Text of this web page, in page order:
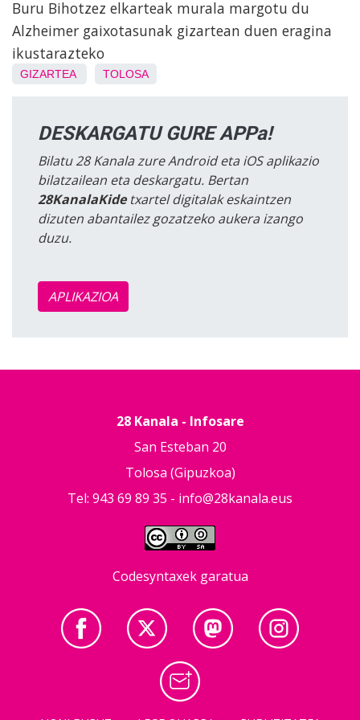
Buru Bihotzez elkarteak murala margotu du
Alzheimer gaixotasunak gizartean duen eragina
ikustarazteko
GIZARTEA TOLOSA
DESKARGATU GURE APPa!
Bilatu 28 Kanala zure Android eta iOS aplikazio
bilatzailean eta deskargatu. Bertan
28KanalaKidetxartel digitalak eskaintzen
dizuten abantailez gozatzeko aukera izango
duzu.
APLIKAZIOA
28 Kanala - Infosare
San Esteban 20
Tolosa (Gipuzkoa)
Tel: 943 69 89 35 - info@28kanala.eus
Codesyntaxek garatua